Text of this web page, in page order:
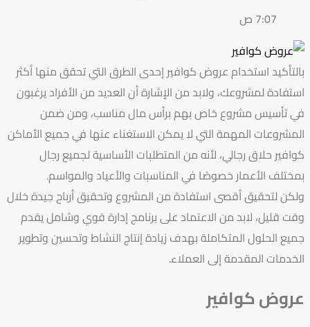
7:07 ص
بالتأكيد استخدام عروض كوافير إحدى الطرق التي تحقق منها أكثر
استفادة لمشروعك، ولابد من الإشارة أن العديد من الأفراد يرغبون
في تأسيس مشروع خاص بهم برأس مال مناسب، ومن ضمن
المشروعات المهمة التي لا يمكن الاستغناء عنها في جميع الأماكن
كوافير حلاق رجالي، لأنه من المتطلبات الأساسية لجميع رجال
بمختلف الأعمار خصوصًا في المناسبات والأعياد والمواسم.
ولكن لتحقيق أقصى استفادة من المشروع وتحقيق أرباح جيدة خلال
وقت قليل، لابد من الاعتماد على برنامج إدارة قوي وشامل يقدم
جميع الحلول المتكاملة بهدف زيادة إنتاج النشاط وتحسين وتطوير
الخدمات المقدمة إلى العملاء.
عروض كوافير